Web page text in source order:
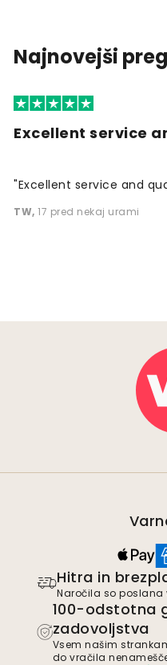
Najnovejši
Excellent service
"Excellent service and
TW, 17 pred nekaj urami
Hitra in
Naročila so poslana
100-odstotna
zadovoljstva
Vsem našim
do vračila